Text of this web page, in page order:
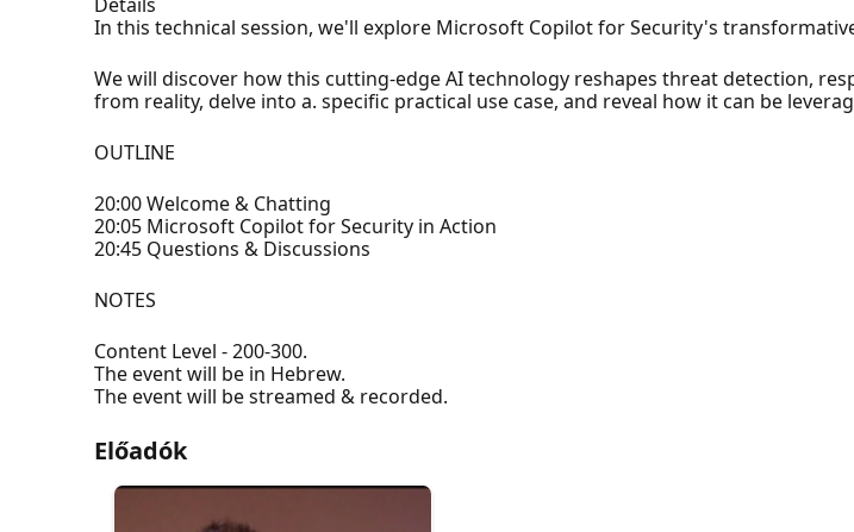
In this technical session, we'll explore Microsoft Copilot for Security's
We will discover how this cutting-edge AI technology reshapes threat detection,
from reality, delve into a. specific practical use case, and reveal how it can be
OUTLINE
20:00 Welcome & Chatting
20:05 Microsoft Copilot for Security in Action
20:45 Questions & Discussions
NOTES
Content Level - 200-300.
The event will be in Hebrew.
The event will be streamed & recorded.
Előadók